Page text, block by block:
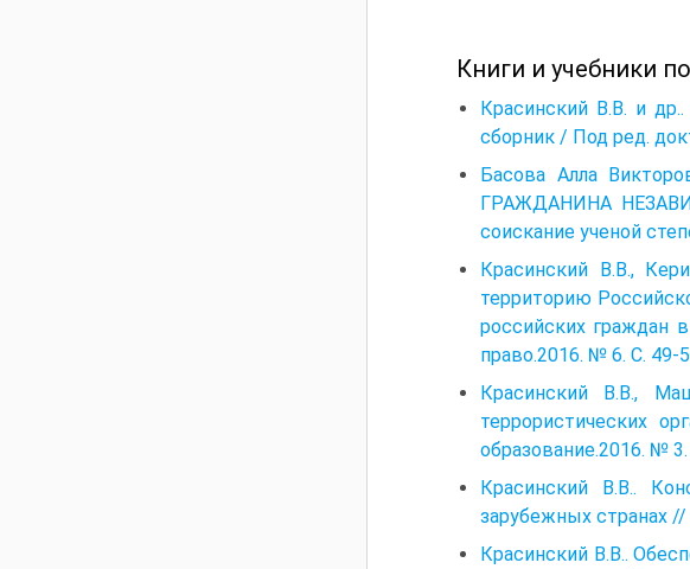
Книги и учебники
Красинский В.В. и
сборник / Под ред.
Басова Алла
ГРАЖДАНИНА
соискание ученой
Красинский В.В.,
территорию
российских граждан
право.2016. № 6. С. 49-
Красинский В.В.,
террористических
образование.2016. №
Красинский В.В..
зарубежных странах
Красинский В.В..